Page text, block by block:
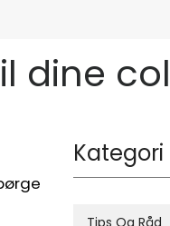
dine
Kategori
Tips Og Råd